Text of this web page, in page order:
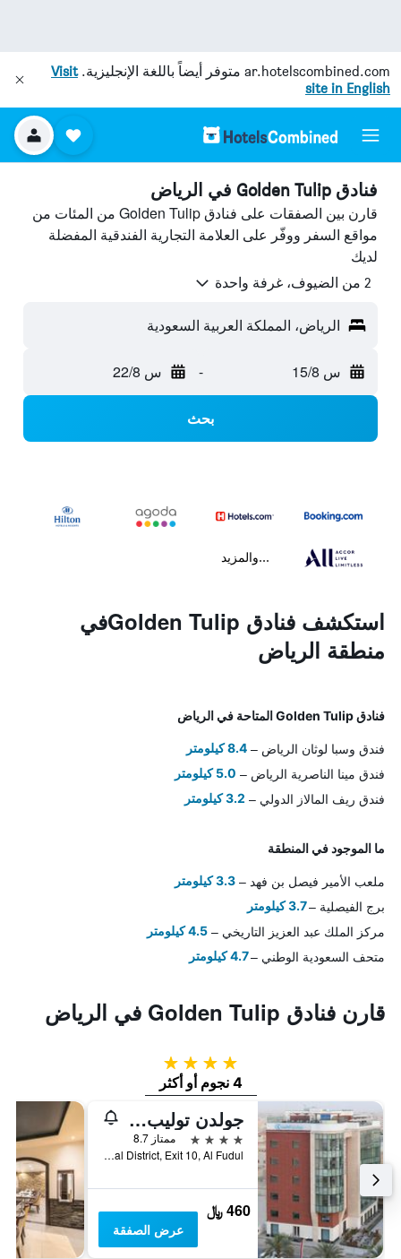
ar.hotelscombined.com متوفر أيضاً باللغة الإنجليزية.Visit
site in English
فنادق Golden Tulip في الرياض
قارن بين الصفقات على فنادق Golden Tulip من المئات من
مواقع السفر ووفّر على العلامة التجارية الفندقية المفضلة
لديك
2 من الضيوف، غرفة واحدة
الرياض، المملكة العربية السعودية
س 15/8 - س 22/8
بحث
...والمزيد
استكشف فنادق Golden Tulipفي
منطقة الرياض
فنادق Golden Tulip المتاحة في الرياض
فندق وسبا لوثان الرياض 8.4 كيلومتر
فندق مينا الناصرية الرياض 5.0 كيلومتر
فندق ريف المالاز الدولي 3.2 كيلومتر
ما الموجود في المنطقة
ملعب الأمير فيصل بن فهد 3.3 كيلومتر
برج الفيصلية 3.7 كيلومتر
مركز الملك عبد العزيز التاريخي 4.5 كيلومتر
متحف السعودية الوطني 4.7 كيلومتر
قارن فنادق Golden Tulip في الرياض
4 نجوم
4 نجوم أو أكثر
جولدن توليب الرياض
4 نجوم
ممتاز 8.7
King Faisal District, Exit 10, Al Fudul, الرياض, المملكة العربية السعودية
460 ﷼
عرض الصفقة